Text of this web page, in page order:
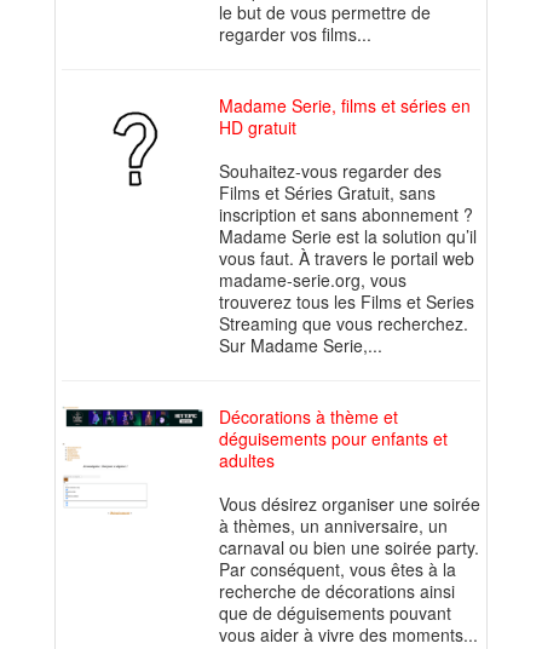
le but de vous permettre de
regarder vos films...
Madame Serie, films et séries en
HD gratuit
Souhaitez-vous regarder des
Films et Séries Gratuit, sans
inscription et sans abonnement ?
Madame Serie est la solution qu’il
vous faut. À travers le portail web
madame-serie.org, vous
trouverez tous les Films et Series
Streaming que vous recherchez.
Sur Madame Serie,...
Décorations à thème et
déguisements pour enfants et
adultes
Vous désirez organiser une soirée
à thèmes, un anniversaire, un
carnaval ou bien une soirée party.
Par conséquent, vous êtes à la
recherche de décorations ainsi
que de déguisements pouvant
vous aider à vivre des moments...